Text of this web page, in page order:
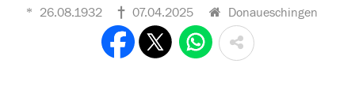
26.08.1932 07.04.2025 Donaueschingen